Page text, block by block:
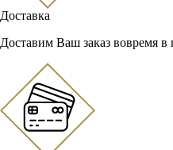
Доставка
Доставим Ваш заказ вовремя в